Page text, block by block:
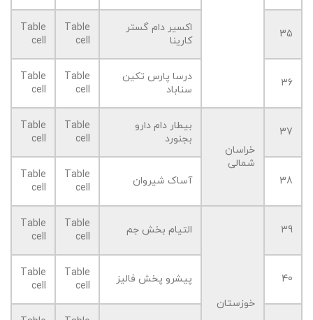
35
اکسیر دام گستر
کارینا
Table
cell
Table
cell
36
درسا پارس تکین
سناباد
Table
cell
Table
cell
37
خراسان
شمالی
بیطار دام دارو
بجنورد
Table
cell
Table
cell
38 آساک شیروان
Table
cell
Table
cell
39
خوزستان
التیام بخش جم
Table
cell
Table
cell
40 پیشرو پخش فالیز
Table
cell
Table
cell